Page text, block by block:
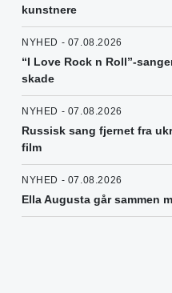
kunstnere
NYHED - 07.08.2026
“I Love Rock n Roll”-
skade
NYHED - 07.08.2026
Russisk sang fjernet fra
film
NYHED - 07.08.2026
Ella Augusta går sammen